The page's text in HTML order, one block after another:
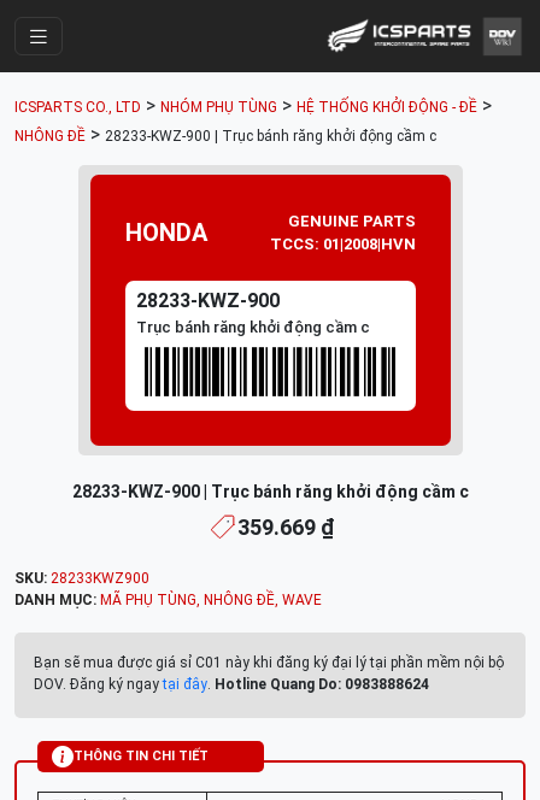
Cửa Hàng
Parts Catalogue
Mã Phụ Tùng
Tài khoản
ICSPARTS CO., LTD > NHÓM PHỤ TÙNG > HỆ THỐNG KHỞI ĐỘNG - ĐỀ >
NHÔNG ĐỀ > 28233-KWZ-900 | Trục bánh răng khởi động cầm c
HONDA
GENUINE PARTS
TCCS: 01|2008|HVN
28233-KWZ-900
Trục bánh răng khởi động cầm c
28233-KWZ-900 | Trục bánh răng khởi động cầm c
359.669 ₫
SKU: 28233KWZ900
DANH MỤC: MÃ PHỤ TÙNG, NHÔNG ĐỀ, WAVE
Bạn sẽ mua được giá sỉ C01 này khi đăng ký đại lý tại phần mềm nội bộ
DOV. Đăng ký ngaytại đây. Hotline Quang Do: 0983888624
THÔNG TIN CHI TIẾT